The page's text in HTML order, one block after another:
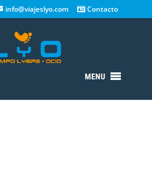
info@viajeslyo.com Contacto
MENU